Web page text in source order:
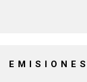
EMISIONES